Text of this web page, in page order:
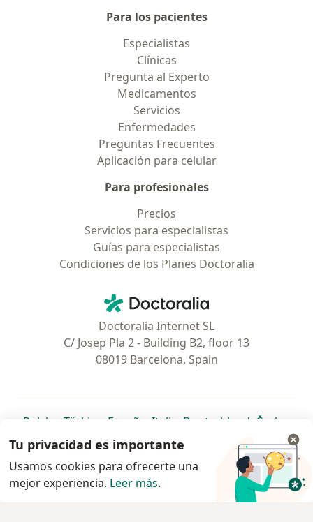
Para los pacientes
Especialistas
Clínicas
Pregunta al Experto
Medicamentos
Servicios
Enfermedades
Preguntas Frecuentes
Aplicación para celular
Para profesionales
Precios
Servicios para especialistas
Guías para especialistas
Condiciones de los Planes Doctoralia
Doctoralia - Página de inicio
Doctoralia Internet SL
C/ Josep Pla 2 - Building B2, floor 13
08019 Barcelona, Spain
Polska se abre en una nueva pestaña
Türkiye se abre en una nueva pestaña
España se abre en una nueva pestaña
Italia se abre en una nueva
Deutschlandse abre en
Česko
Portugal
se abre en una nueva pestaña
México se abre en una nueva pestaña
Chile se abre en una nueva pestaña
Brasil se abre en una nueva
se abre en
se
se abre en una nueva
www.doctoralia.pe © 2026 - Encuentra tu
Tu privacidad es importante
Usamos cookies para ofrecerte una
mejor experiencia. Leer más.